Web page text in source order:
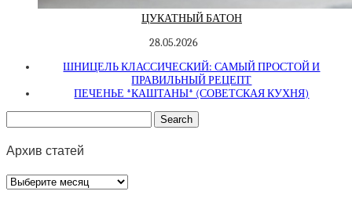
ЦУКАТНЫЙ БАТОН
28.05.2026
ШНИЦЕЛЬ КЛАССИЧЕСКИЙ: САМЫЙ ПРОСТОЙ И
ПРАВИЛЬНЫЙ РЕЦЕПТ
ПЕЧЕНЬЕ *КАШТАНЫ* (СОВЕТСКАЯ КУХНЯ)
Архив статей
Архив
статей